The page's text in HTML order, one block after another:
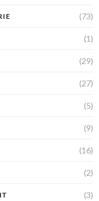
(73)
(1)
(29)
(27)
(5)
(9)
(16)
(2)
(3)